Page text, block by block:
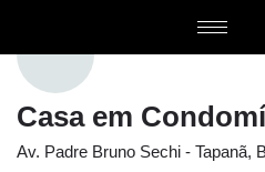
Casa em
Av. Padre Bruno Sechi - Tapanã,